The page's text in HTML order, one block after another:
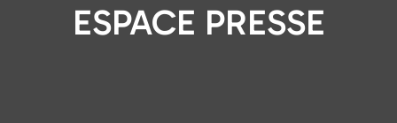
ESPACE PRESSE